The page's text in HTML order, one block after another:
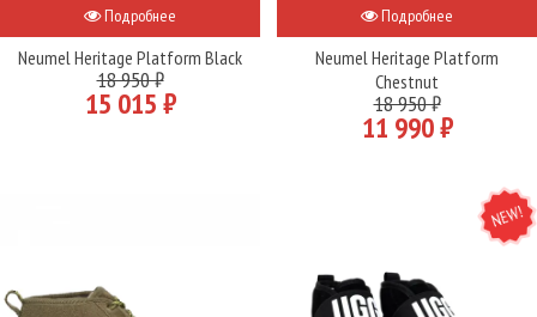
Подробнее
Neumel Heritage Platform Black
18 950 ₽
15 015 ₽
Подробнее
Neumel Heritage Platform
Chestnut
18 950 ₽
11 990 ₽
NEW